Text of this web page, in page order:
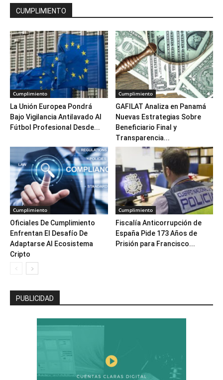
CUMPLIMIENTO
Cumplimiento
La Unión Europea Pondrá
Bajo Vigilancia Antilavado Al
Fútbol Profesional Desde...
Cumplimiento
GAFILAT Analiza en Panamá
Nuevas Estrategias Sobre
Beneficiario Final y
Transparencia...
Cumplimiento
Oficiales De Cumplimiento
Enfrentan El Desafío De
Adaptarse Al Ecosistema
Cripto
Cumplimiento
Fiscalía Anticorrupción de
España Pide 173 Años de
Prisión para Francisco...
PUBLICIDAD